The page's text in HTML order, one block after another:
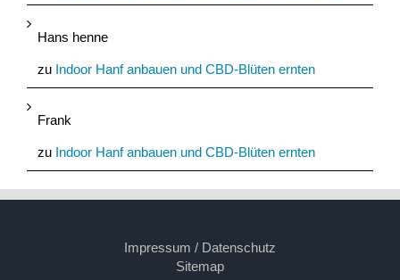
Hans henne
zu Indoor Hanf anbauen und CBD-Blüten ernten
Frank
zu Indoor Hanf anbauen und CBD-Blüten ernten
Impressum / Datenschutz
Sitemap